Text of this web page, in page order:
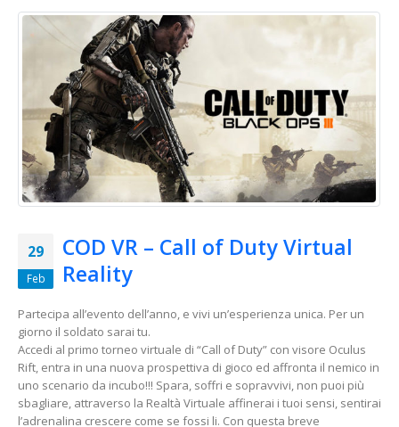
29
Feb
COD VR – Call of Duty Virtual
Reality
Partecipa all’evento dell’anno, e vivi un’esperienza unica. Per un
giorno il soldato sarai tu.
Accedi al primo torneo virtuale di “Call of Duty” con visore Oculus
Rift, entra in una nuova prospettiva di gioco ed affronta il nemico in
uno scenario da incubo!!! Spara, soffri e sopravvivi, non puoi più
sbagliare, attraverso la Realtà Virtuale affinerai i tuoi sensi, sentirai
l’adrenalina crescere come se fossi li. Con questa breve